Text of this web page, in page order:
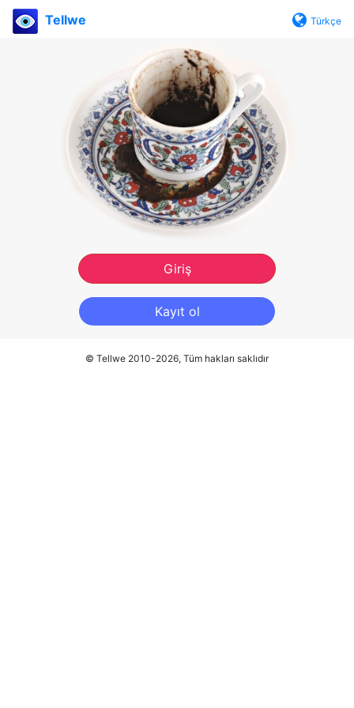
Tellwe Türkçe
Giriş
Kayıt ol
© Tellwe 2010-2026, Tüm hakları saklıdır